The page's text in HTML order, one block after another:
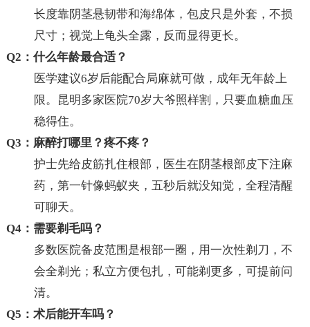
长度靠阴茎悬韧带和海绵体，包皮只是外套，不损
尺寸；视觉上龟头全露，反而显得更长。
Q2：什么年龄最合适？
医学建议6岁后能配合局麻就可做，成年无年龄上
限。昆明多家医院70岁大爷照样割，只要血糖血压
稳得住。
Q3：麻醉打哪里？疼不疼？
护士先给皮筋扎住根部，医生在阴茎根部皮下注麻
药，第一针像蚂蚁夹，五秒后就没知觉，全程清醒
可聊天。
Q4：需要剃毛吗？
多数医院备皮范围是根部一圈，用一次性剃刀，不
会全剃光；私立方便包扎，可能剃更多，可提前问
清。
Q5：术后能开车吗？